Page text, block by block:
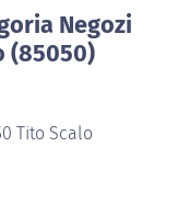
Negozi
(85050)
Tito Scalo